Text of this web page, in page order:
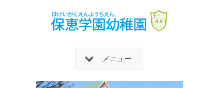
メニュー